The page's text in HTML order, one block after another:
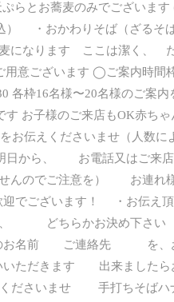
ぷらとお蕎麦のみでござい
・おかわりそば（ざる
になります ここは潔く、
用意ございます ◯ご案内時
各枠16名様〜20名様のご案
す お子様のご来店もOK赤ち
お伝えくださいませ（人数
から、 お電話又はご来
のでご注意を） お連れ様
でございます！ ・お伝
どちらかお決め下さ
お名前 ご連絡先 を、お
だきます 出来ましたら
くださいませ 手打ちそばハ